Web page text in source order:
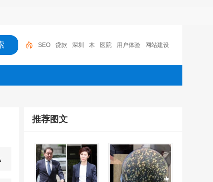
SEO 贷款 深圳 木 医院 用户体验 网站建设
机器人 摩托车 广州
推荐图文